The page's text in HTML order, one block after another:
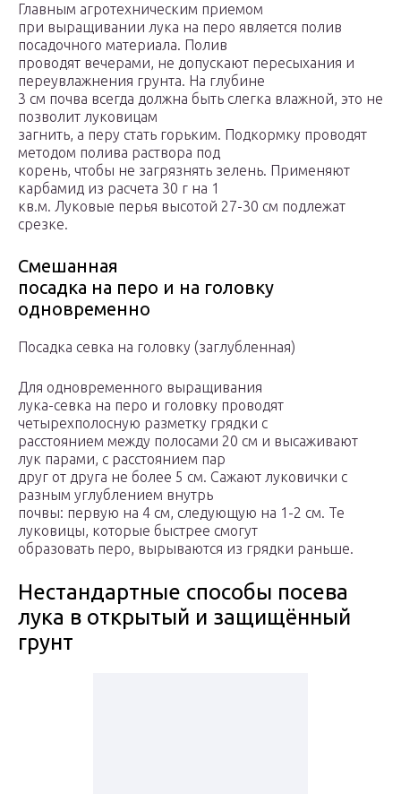
Главным агротехническим приемом
при выращивании лука на перо является полив
посадочного материала. Полив
проводят вечерами, не допускают пересыхания и
переувлажнения грунта. На глубине
3 см почва всегда должна быть слегка влажной, это не
позволит луковицам
загнить, а перу стать горьким. Подкормку проводят
методом полива раствора под
корень, чтобы не загрязнять зелень. Применяют
карбамид из расчета 30 г на 1
кв.м. Луковые перья высотой 27-30 см подлежат
срезке.
Смешанная
посадка на перо и на головку
одновременно
Посадка севка на головку (заглубленная)
Для одновременного выращивания
лука-севка на перо и головку проводят
четырехполосную разметку грядки с
расстоянием между полосами 20 см и высаживают
лук парами, с расстоянием пар
друг от друга не более 5 см. Сажают луковички с
разным углублением внутрь
почвы: первую на 4 см, следующую на 1-2 см. Те
луковицы, которые быстрее смогут
образовать перо, вырываются из грядки раньше.
Нестандартные способы посева
лука в открытый и защищённый
грунт